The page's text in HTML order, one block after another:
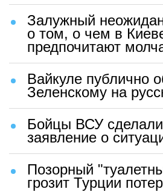
Залужный
о том, о чем в
предпочитают
Вайкуле публично
Зеленскому на
Бойцы ВСУ
заявление о
Позорный
грозит Турции